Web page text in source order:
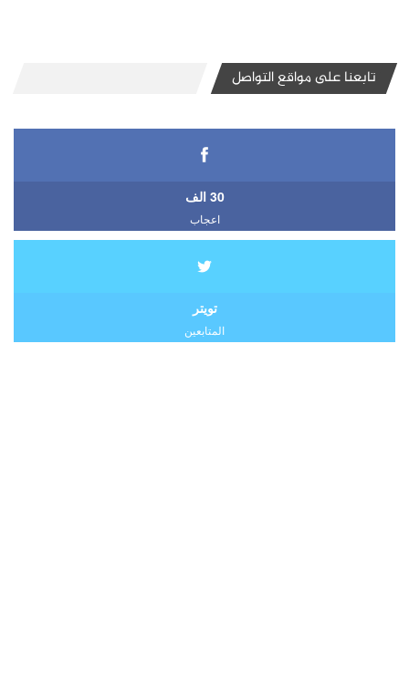
تابعنا على مواقع التواصل
30 الف
اعجاب
تويتر
المتابعين